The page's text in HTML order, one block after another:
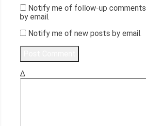
Notify me of follow-up comments
by email.
Notify me of new posts by email.
Δ